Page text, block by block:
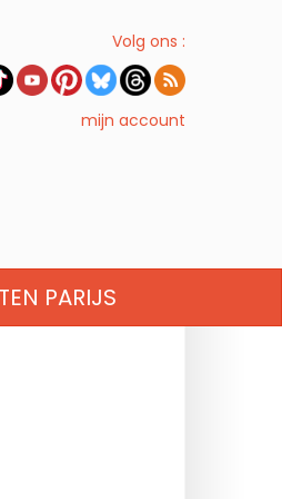
Volg ons :
mijn account
PARIJS